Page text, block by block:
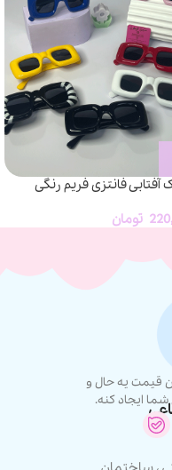
آفتابی فانتزی فریم رنگی
تومان
قیمت یه حال و
شما ایجاد کنه.